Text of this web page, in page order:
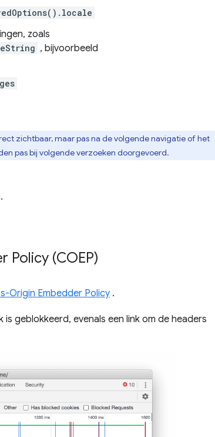
zoals
, bijvoorbeeld
zichtbaar, maar pas na de volgende navigatie of het
pas bij volgende verzoeken doorgevoerd.
Policy (COEP)
Origin Embedder Policy .
geblokkeerd, evenals een link om de headers